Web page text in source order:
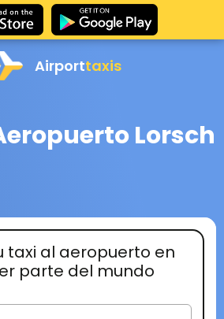
Airporttaxis
Lorsch
taxi al aeropuerto en
parte del mundo